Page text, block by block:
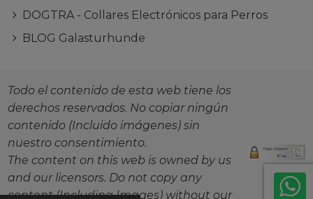
DOGTRA - Collares Electrónicos para Perros
BLOG Galasturhunde
Todo el contenido de esta web tiene los
derechos reservados. No copiar ningún
contenido (Incluido imágenes) sin
nuestro consentimiento.
The content on this web is owned by us
and our licensors. Do not copy any
content (Including Images) without our